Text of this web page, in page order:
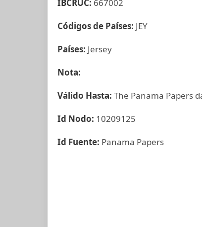
IBCRUC: 667002
Códigos de Países: JEY
Países: Jersey
Nota:
Válido Hasta: The Panama Papers
Id Nodo: 10209125
Id Fuente: Panama Papers